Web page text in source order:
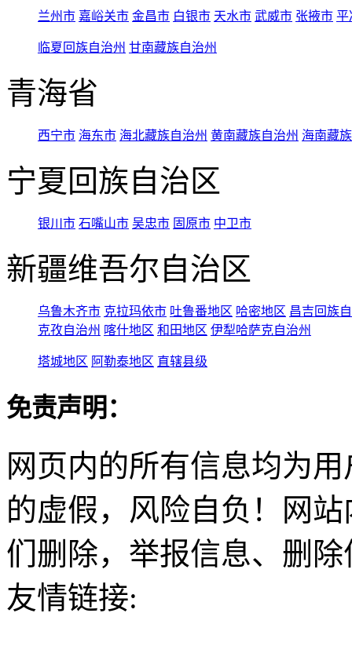
兰州市 嘉峪关市 金昌市 白银市 天水市 武威市 张掖市 平
临夏回族自治州 甘南藏族自治州
青海省
西宁市 海东市 海北藏族自治州 黄南藏族自治州 海南藏
宁夏回族自治区
银川市 石嘴山市 吴忠市 固原市 中卫市
新疆维吾尔自治区
乌鲁木齐市 克拉玛依市 吐鲁番地区 哈密地区 昌吉回族
克孜自治州 喀什地区 和田地区 伊犁哈萨克自治州
塔城地区 阿勒泰地区 直辖县级
免责声明：
网页内的所有信息均为
的虚假，风险自负！网
们删除，举报信息、删
友情链接: